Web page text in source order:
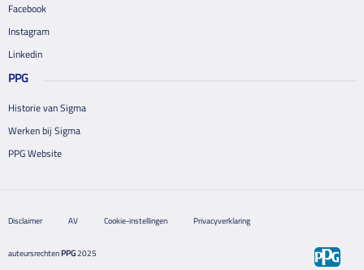
Facebook
Instagram
Linkedin
PPG
Historie van Sigma
Werken bij Sigma
PPG Website
Disclaimer AV Cookie-instellingen Privacyverklaring
auteursrechtenPPG2025